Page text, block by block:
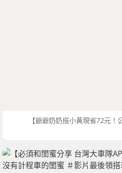
【爺爺奶奶搭小黃現省72元！